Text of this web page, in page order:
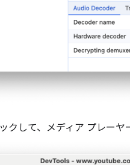
クして、メディア プレーヤ